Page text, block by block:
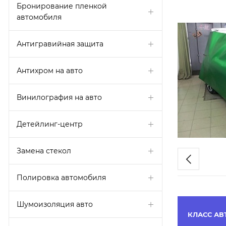
Бронирование пленкой
автомобиля
Антигравийная защита
Антихром на авто
Винилография на авто
Детейлинг-центр
Замена стекол
Полировка автомобиля
Шумоизоляция авто
КЛАСС